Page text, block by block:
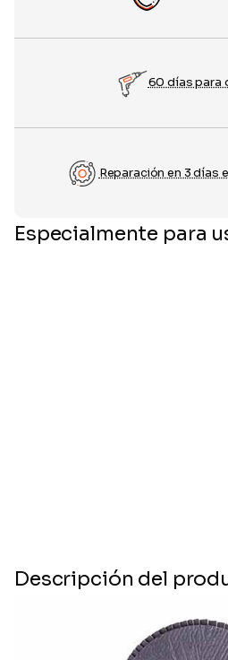
60 días para
Reparación en 3 días
Especialmente para
Descripción del